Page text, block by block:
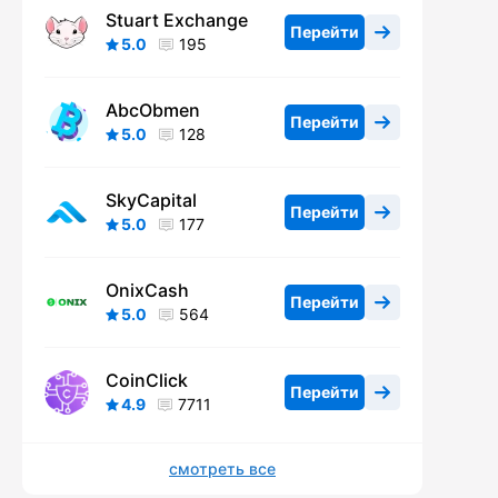
Stuart Exchange
5.0 195
Перейти
AbcObmen
5.0 128
Перейти
SkyCapital
5.0 177
Перейти
OnixCash
5.0 564
Перейти
CoinClick
4.9 7711
Перейти
смотреть все